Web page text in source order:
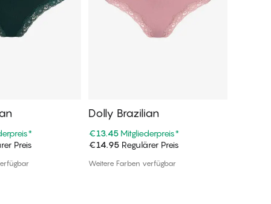
Warenkorb
*
Preis In den Warenkorb
Dolly Brazilian
€13.45 Mitgliederpreis*
€14.95Regulärer Preis
Weitere Farben verfügbar